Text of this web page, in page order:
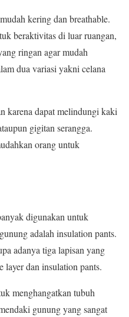
kering dan breathable.
beraktivitas di luar ruangan,
ringan agar mudah
dua variasi yakni celana
karena dapat melindungi kaki
gigitan serangga.
orang untuk
digunakan untuk
adalah insulation pants.
adanya tiga lapisan yang
layer dan insulation pants.
menghangatkan tubuh
gunung yang sangat